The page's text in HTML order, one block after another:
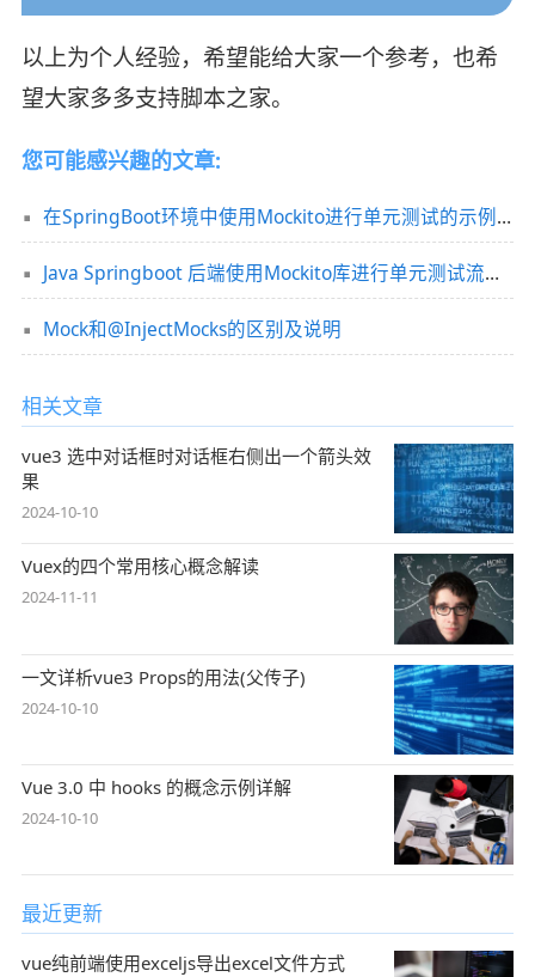
以上为个人经验，希望能给大家一个参考，也希
望大家多多支持脚本之家。
您可能感兴趣的文章:
在SpringBoot环境中使用Mockito进行单元测试的示例详解
Java Springboot 后端使用Mockito库进行单元测试流程分析
Mock和@InjectMocks的区别及说明
相关文章
vue3 选中对话框时对话框右侧出一个箭头效
果
2024-10-10
Vuex的四个常用核心概念解读
2024-11-11
一文详析vue3 Props的用法(父传子)
2024-10-10
Vue 3.0 中 hooks 的概念示例详解
2024-10-10
最近更新
vue纯前端使用exceljs导出excel文件方式